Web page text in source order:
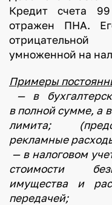
Кредит счета
отражен ПНА.
умноженной на
Примеры
— в
в полной сумме, а
лимита;
рекламные
— в налоговом
стоимости
имущества и
передачей;